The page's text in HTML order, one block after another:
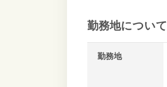
勤務地について
勤務地